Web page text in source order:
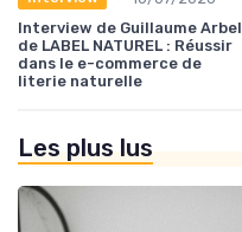
Interview de Guillaume Arbel
de LABEL NATUREL : Réussir
dans le e-commerce de
literie naturelle
Les plus lus